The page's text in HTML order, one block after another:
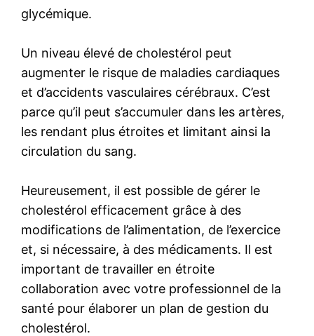
glycémique.
Un niveau élevé de cholestérol peut
augmenter le risque de maladies cardiaques
et d’accidents vasculaires cérébraux. C’est
parce qu’il peut s’accumuler dans les artères,
les rendant plus étroites et limitant ainsi la
circulation du sang.
Heureusement, il est possible de gérer le
cholestérol efficacement grâce à des
modifications de l’alimentation, de l’exercice
et, si nécessaire, à des médicaments. Il est
important de travailler en étroite
collaboration avec votre professionnel de la
santé pour élaborer un plan de gestion du
cholestérol.